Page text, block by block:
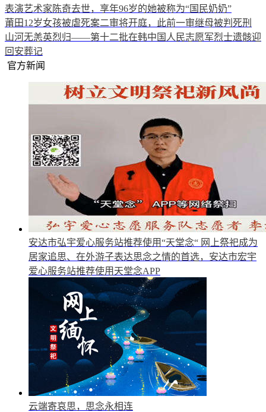
表演艺术家陈奇去世，享年96岁的她被称为“国民奶奶”
莆田12岁女孩被虐死案二审将开庭，此前一审继母被判死刑
山河无恙英烈归——第十二批在韩中国人民志愿军烈士遗骸迎
回安葬记
官方新闻
安达市弘宇爱心服务站推荐使用“天堂念“ 网上祭祀成为
居家追思、在外游子表达思念之情的首选，安达市宏宇
爱心服务站推荐使用天堂念APP
云端寄哀思，思念永相连